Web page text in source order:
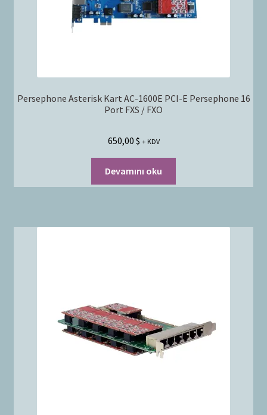
Persephone Asterisk Kart AC-1600E PCI-E Persephone 16
Port FXS / FXO
650,00 $ + KDV
Devamını oku